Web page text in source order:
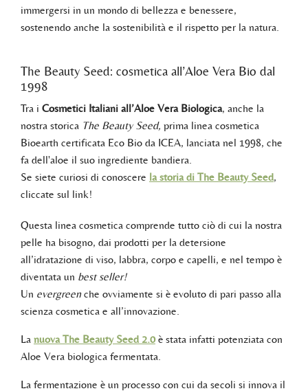
immergersi in un mondo di bellezza e benessere,
sostenendo anche la sostenibilità e il rispetto per la natura.
The Beauty Seed: cosmetica all’Aloe Vera Bio dal
1998
Tra i Cosmetici Italiani all’Aloe Vera Biologica, anche la
nostra storica The Beauty Seed, prima linea cosmetica
Bioearth certificata Eco Bio da ICEA, lanciata nel 1998, che
fa dell'aloe il suo ingrediente bandiera.
Se siete curiosi di conoscere la storia di The Beauty Seed,
cliccate sul link!
Questa linea cosmetica comprende tutto ciò di cui la nostra
pelle ha bisogno, dai prodotti per la detersione
all’idratazione di viso, labbra, corpo e capelli, e nel tempo è
diventata un best seller!
Un evergreenche ovviamente si è evoluto di pari passo alla
scienza cosmetica e all’innovazione.
La nuova The Beauty Seed 2.0è stata infatti potenziata con
Aloe Vera biologica fermentata.
La fermentazione è un processo con cui da secoli si innova il